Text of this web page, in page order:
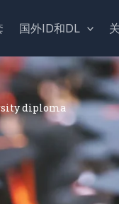
国外ID和DL
diploma